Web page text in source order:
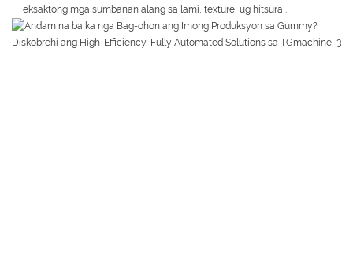
eksaktong mga sumbanan alang sa lami, texture, ug hitsura .